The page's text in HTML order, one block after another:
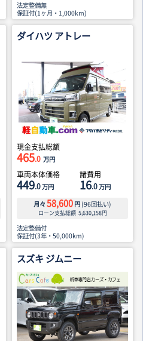
法定整備無
保証付(1ヶ月・1,000km)
ダイハツ アトレー
現金支払総額
465.0 万円
車両本体価格
449.0万円
諸費用
16.0万円
月々 58,600 円 (96回払い)
ローン支払総額 5,630,158円
法定整備付
保証付(3年・50,000km)
スズキ ジムニー